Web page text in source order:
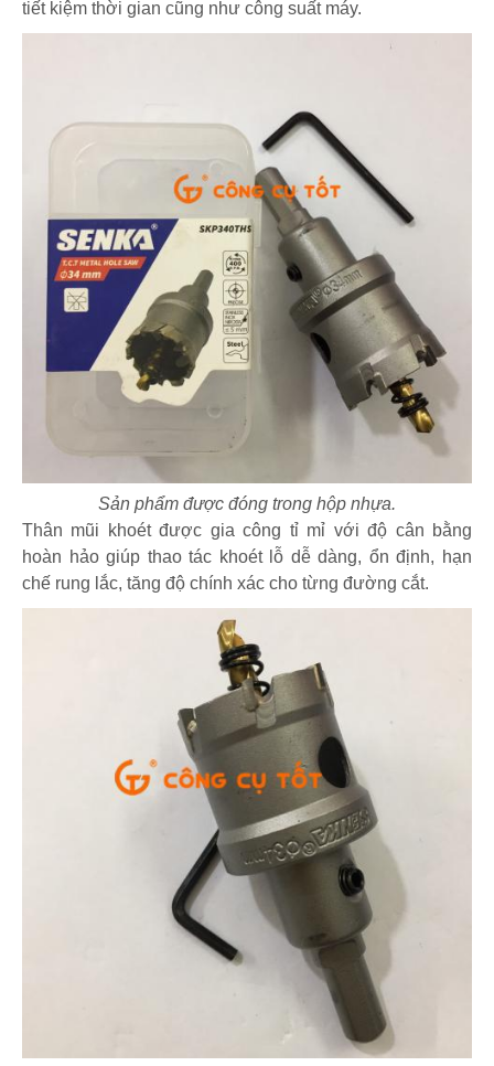
tiết kiệm thời gian cũng như công suất máy.
Sản phẩm được đóng trong hộp nhựa.
Thân mũi khoét được gia công tỉ mỉ với độ cân bằng
hoàn hảo giúp thao tác khoét lỗ dễ dàng, ổn định, hạn
chế rung lắc, tăng độ chính xác cho từng đường cắt.